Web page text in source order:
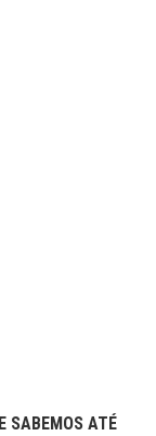
SABEMOS ATÉ